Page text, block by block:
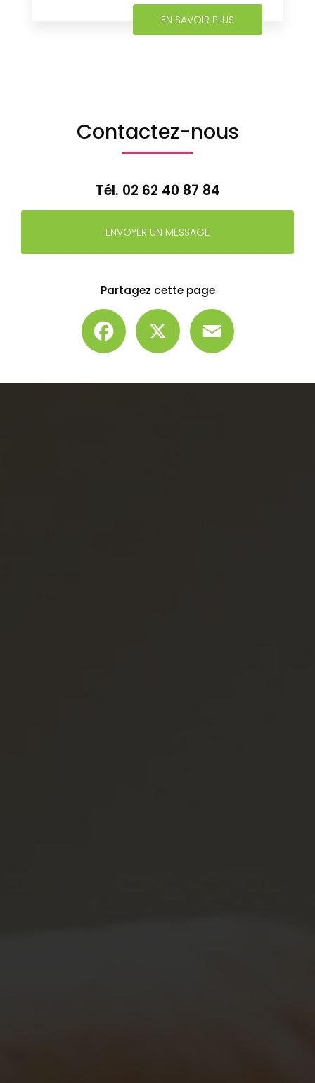
EN SAVOIR PLUS
Contactez-nous
Tél. 02 62 40 87 84
ENVOYER UN MESSAGE
Partagez cette page
Facebook